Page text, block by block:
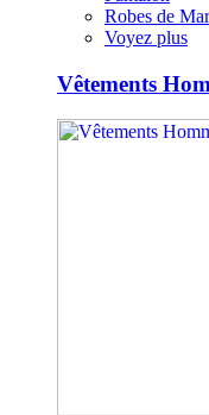
Robes de
Voyez plus
Vêtements